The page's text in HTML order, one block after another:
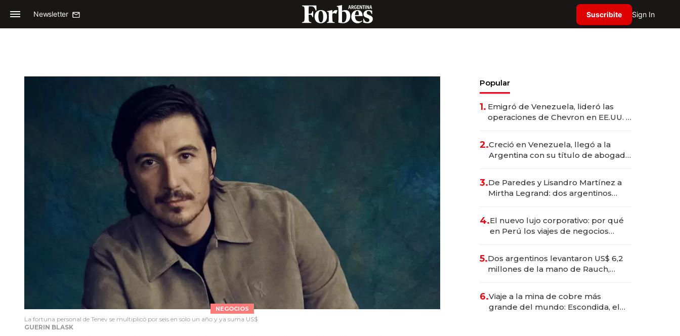
Newsletter Suscribite Sign In
NEGOCIOS
La fortuna personal de Tenev se multiplicó por seis en solo un año y ya suma US$
GUERIN BLASK
Popular
1. Emigró de Venezuela, lideró las
operaciones de Chevron en EE.UU. y
2.Creció en Venezuela, llegó a la
Argentina con su título de abogado
marcas "fast premium"
3.De Paredes y Lisandro Martínez a
Mirtha Legrand: dos argentinos
4.El nuevo lujo corporativo: por qué
en Perú los viajes de negocios
transformadoras
5.Dos argentinos levantaron US$ 6,2
millones de la mano de Rauch,
6.Viaje a la mina de cobre más
grande del mundo: Escondida, el